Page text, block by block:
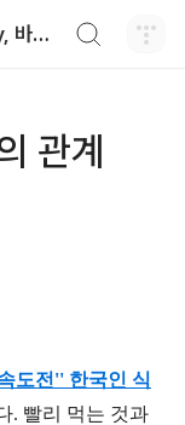
All about Biotechnology, 바이오텍의 모든 것
관계
도전'' 한국인 식
. 빨리 먹는 것과